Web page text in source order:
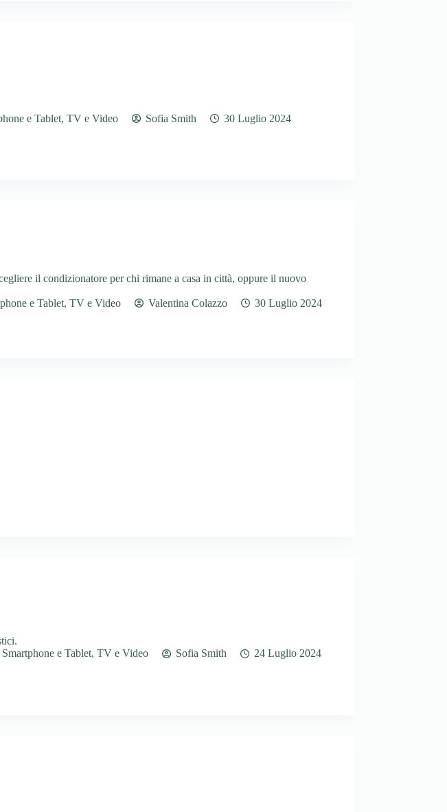
e Tablet, TV e Video Sofia Smith 30 Luglio 2024
il condizionatore per chi rimane a casa in città, oppure il nuovo
e Tablet, TV e Video Valentina Colazzo 30 Luglio 2024
Smartphone e Tablet, TV e Video Sofia Smith 24 Luglio 2024